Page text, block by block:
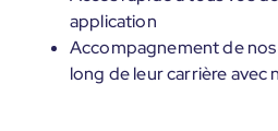
application
Accompagnement de
long de leur carrière